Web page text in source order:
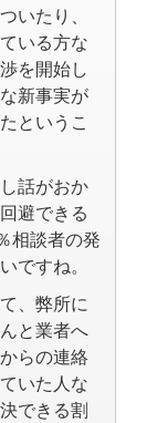
いたり、
いる方な
を開始し
新事実が
というこ
話がおか
避できる
相談者の発
ですね。
、弊所に
と業者へ
らの連絡
いた人な
できる割